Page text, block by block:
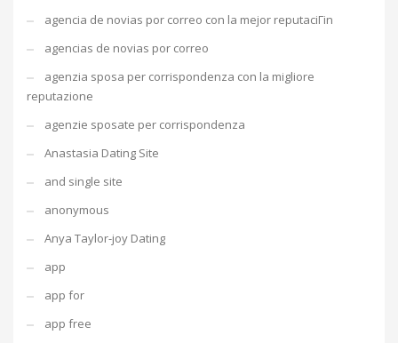
agencia de novias por correo con la mejor reputaciГіn
agencias de novias por correo
agenzia sposa per corrispondenza con la migliore
reputazione
agenzie sposate per corrispondenza
Anastasia Dating Site
and single site
anonymous
Anya Taylor-joy Dating
app
app for
app free